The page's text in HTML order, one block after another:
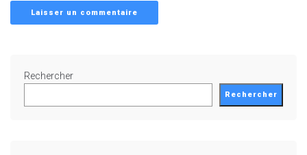
Rechercher
Rechercher